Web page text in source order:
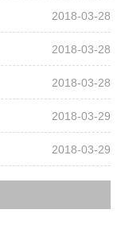
2018-03-28
2018-03-28
2018-03-28
2018-03-29
2018-03-29